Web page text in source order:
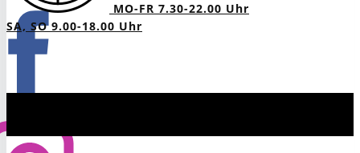
MO-FR 7.30-22.00 Uhr
SA, SO 9.00-18.00 Uhr